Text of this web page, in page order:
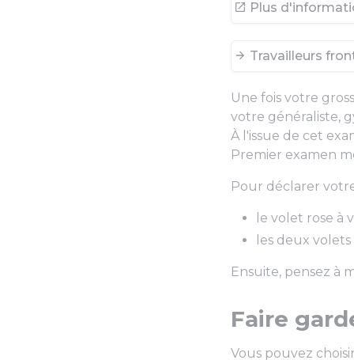
Plus
Travailleurs
Une fois votre
votre généraliste,
À l'issue de cet
Premier examen
Pour déclarer
le volet rose à
les deux
Ensuite, pensez à
Faire
Vous pouvez